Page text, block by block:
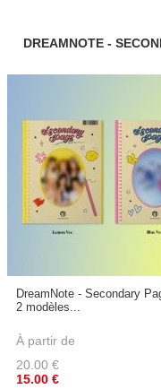
DREAMNOTE -
DreamNote - Secondary
2 modèles...
À partir de
20.00 €
15.00 €